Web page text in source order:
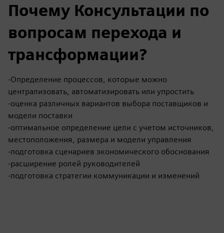
Почему Консультации по
вопросам перехода и
трансформации?
-Определение процессов, которые можно
централизовать, автоматизировать или упростить
-оценка различных вариантов выбора поставщиков и
модели поставки
-оптимальное определение цели с учетом источников,
местоположения, размера и модели управления
-подготовка сценариев экономического обоснования
-расширение ролей руководителей
-подготовка стратегии коммуникации и изменений